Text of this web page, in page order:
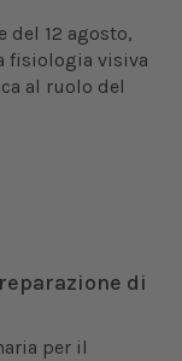
del 12 agosto,
fisiologia visiva
al ruolo del
di
per il